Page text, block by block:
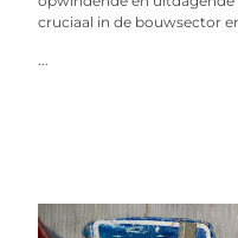
cruciaal in de bouwsector
...